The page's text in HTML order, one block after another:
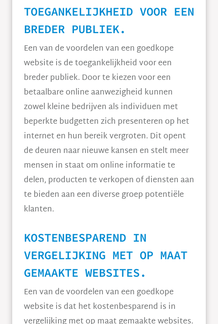
TOEGANKELIJKHEID VOOR EEN
BREDER PUBLIEK.
Een van de voordelen van een goedkope
website is de toegankelijkheid voor een
breder publiek. Door te kiezen voor een
betaalbare online aanwezigheid kunnen
zowel kleine bedrijven als individuen met
beperkte budgetten zich presenteren op het
internet en hun bereik vergroten. Dit opent
de deuren naar nieuwe kansen en stelt meer
mensen in staat om online informatie te
delen, producten te verkopen of diensten aan
te bieden aan een diverse groep potentiële
klanten.
KOSTENBESPAREND IN
VERGELIJKING MET OP MAAT
GEMAAKTE WEBSITES.
Een van de voordelen van een goedkope
website is dat het kostenbesparend is in